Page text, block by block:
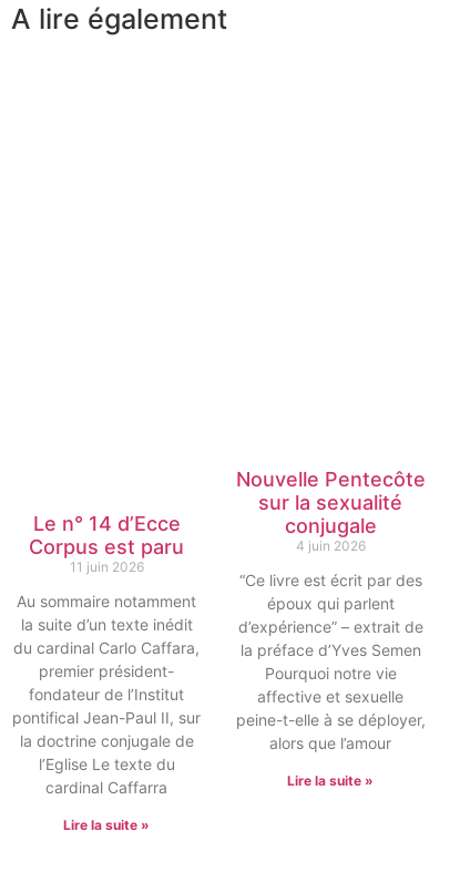
A lire également
Le n° 14 d’Ecce
Corpus est paru
11 juin 2026
Au sommaire notamment
la suite d’un texte inédit
du cardinal Carlo Caffara,
premier président-
fondateur de l’Institut
pontifical Jean-Paul II, sur
la doctrine conjugale de
l’Eglise Le texte du
cardinal Caffarra
Lire la suite »
Nouvelle Pentecôte
sur la sexualité
conjugale
4 juin 2026
“Ce livre est écrit par des
époux qui parlent
d’expérience” – extrait de
la préface d’Yves Semen
Pourquoi notre vie
affective et sexuelle
peine-t-elle à se déployer,
alors que l’amour
Lire la suite »